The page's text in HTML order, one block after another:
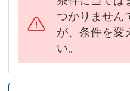
つかりません
が、条件を変
い。